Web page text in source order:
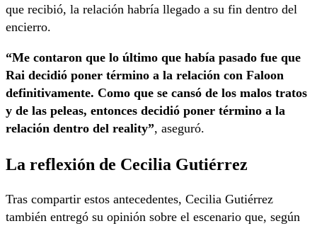
que recibió, la relación habría llegado a su fin dentro del
encierro.
“Me contaron que lo último que había pasado fue que
Rai decidió poner término a la relación con Faloon
definitivamente. Como que se cansó de los malos tratos
y de las peleas, entonces decidió poner término a la
relación dentro del reality”, aseguró.
La reflexión de Cecilia Gutiérrez
Tras compartir estos antecedentes, Cecilia Gutiérrez
también entregó su opinión sobre el escenario que, según